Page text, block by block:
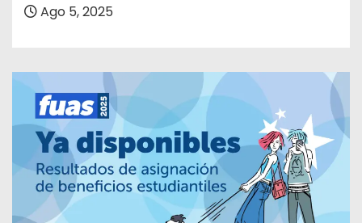
Ago 5, 2025